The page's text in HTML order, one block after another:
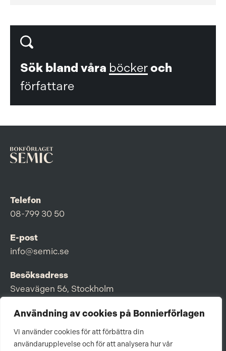
Användning av cookies på Bonnierförlagen
Vi använder cookies för att förbättra din
användarupplevelse och för att analysera hur vår
Sök bland våra böckeroch
författare
Telefon
08-799 30 50
E-post
info@semic.se
Besöksadress
Sveavägen 56, Stockholm
Postadress
Box 3159, 103 63 Stockholm